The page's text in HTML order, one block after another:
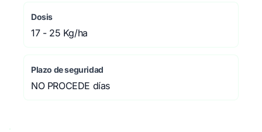
Dosis
17 - 25 Kg/ha
Plazo de seguridad
NO PROCEDE días